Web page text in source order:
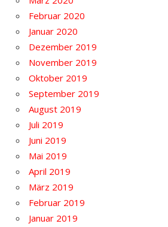
Februar 2020
Januar 2020
Dezember 2019
November 2019
Oktober 2019
September 2019
August 2019
Juli 2019
Juni 2019
Mai 2019
April 2019
März 2019
Februar 2019
Januar 2019